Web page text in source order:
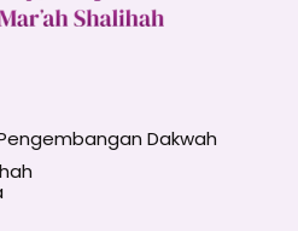
Dakwah